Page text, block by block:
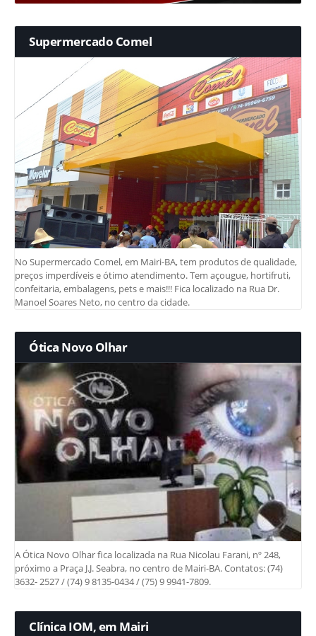
Supermercado Comel
No Supermercado Comel, em Mairi-BA, tem produtos de qualidade,
preços imperdíveis e ótimo atendimento. Tem açougue, hortifruti,
confeitaria, embalagens, pets e mais!!! Fica localizado na Rua Dr.
Manoel Soares Neto, no centro da cidade.
Ótica Novo Olhar
A Ótica Novo Olhar fica localizada na Rua Nicolau Farani, nº 248,
próximo a Praça J.J. Seabra, no centro de Mairi-BA. Contatos: (74)
3632- 2527 / (74) 9 8135-0434 / (75) 9 9941-7809.
Clínica IOM, em Mairi